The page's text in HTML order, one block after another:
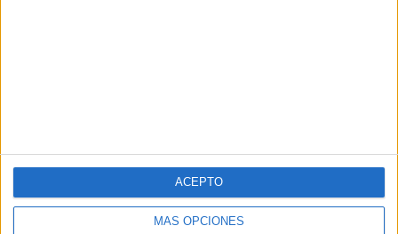
MÁS OPCIONES
ACEPTO